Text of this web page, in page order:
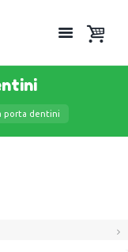
porta dentini